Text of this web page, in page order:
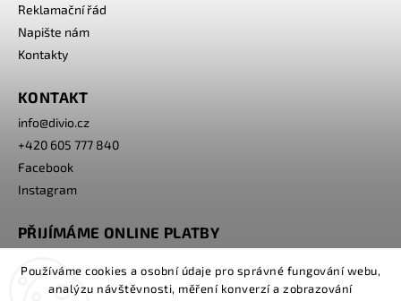
Používáme cookies a osobní údaje pro správné fungování webu,
analýzu návštěvnosti, měření konverzí a zobrazování
Reklamační řád
Napište nám
Kontakty
KONTAKT
info@divio.cz
+420 605 777 840
Facebook
Instagram
PŘIJÍMÁME ONLINE PLATBY